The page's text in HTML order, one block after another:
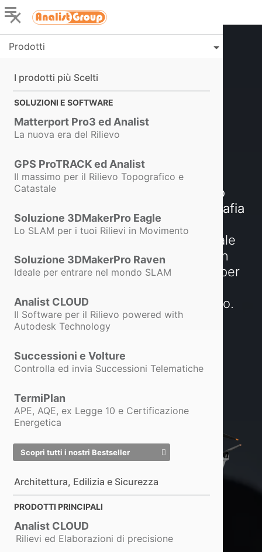
Prodotti
I prodotti più Scelti
SOLUZIONI E SOFTWARE
Matterport Pro3 ed Analist
La nuova era del Rilievo
GPS ProTRACK ed Analist
Il massimo per il Rilievo Topografico e
Catastale
Soluzione 3DMakerPro Eagle
Lo SLAM per i tuoi Rilievi in Movimento
Soluzione 3DMakerPro Raven
Ideale per entrare nel mondo SLAM
Analist CLOUD
Il Software per il Rilievo powered with
Autodesk Technology
Successioni e Volture
Controlla ed invia Successioni Telematiche
TermiPlan
APE, AQE, ex Legge 10 e Certificazione
Energetica
Scopri tutti i nostri Bestseller
Architettura, Edilizia e Sicurezza
PRODOTTI PRINCIPALI
Analist CLOUD
Rilievi ed Elaborazioni di precisione
La Soluzione per il Rilievo
Termografico Georeferenziato
DJI Matrice 4T con GPS
InfraPRO
La Soluzione completa per il
Rilievo
Termografia
e leispezioni industriali avanzate
dall'acquisizione aerea multispettrale
alla georeferenziazione dei dati con
precisione RTK fino al loro utilizzo per
Professionali
pronti all’uso operativo.
Acquista